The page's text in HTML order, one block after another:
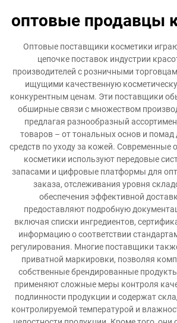
оптовые продавцы
Оптовые поставщики косметики
цепочке поставок индустрии
производителей с розничными
ищущими качественную
конкурентным ценам. Эти поставщики
обширные связи с множеством
предлагая разнообразный
товаров – от тональных основ и помад
средств по уходу за кожей. Современные
косметики используют передовые
запасами и цифровые платформы для
заказа, отслеживания уровня
обеспечения эффективной
предоставляют подробную
включая списки ингредиентов,
информацию о соответствии
регулирования. Многие поставщики
приватной маркировки, позволяя
собственные брендированные
применяют сложные меры контроля
подлинности продукции и содержат
контролируемой температурой и